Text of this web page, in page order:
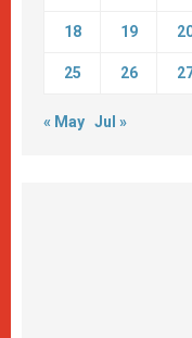
18 19
25 26
« May Jul »